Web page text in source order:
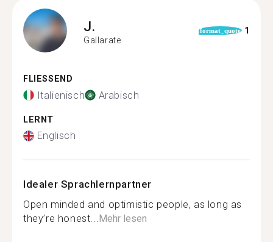
J.
Gallarate
format_quote 1
FLIESSEND
Italienisch Arabisch
LERNT
Englisch
Idealer Sprachlernpartner
Open minded and optimistic people, as long as
they’re honest...Mehr lesen